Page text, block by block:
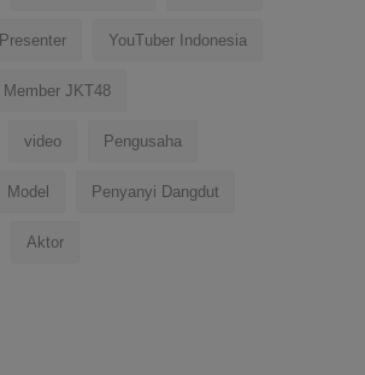
Presenter YouTuber Indonesia
Member JKT48
video Pengusaha
Model Penyanyi Dangdut
Aktor